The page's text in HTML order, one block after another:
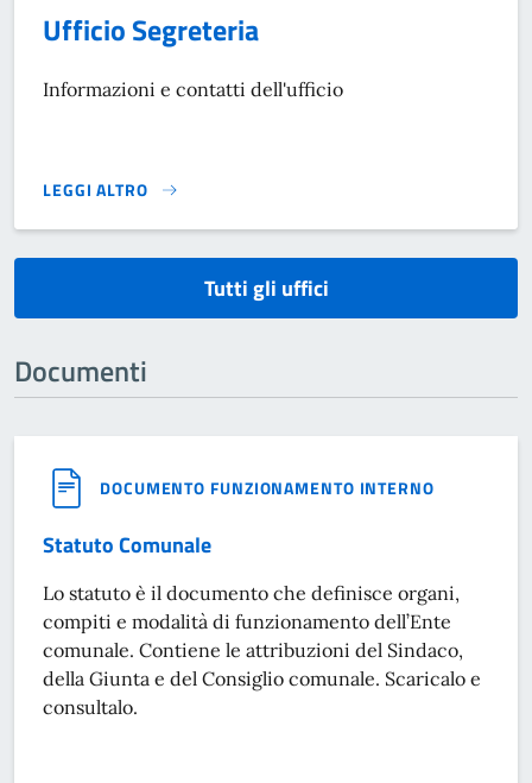
Ufficio Segreteria
Informazioni e contatti dell'ufficio
LEGGI ALTRO
}
Tutti gli uffici
Documenti
DOCUMENTO FUNZIONAMENTO INTERNO
Statuto Comunale
Lo statuto è il documento che definisce organi,
compiti e modalità di funzionamento dell’Ente
comunale. Contiene le attribuzioni del Sindaco,
della Giunta e del Consiglio comunale. Scaricalo e
consultalo.